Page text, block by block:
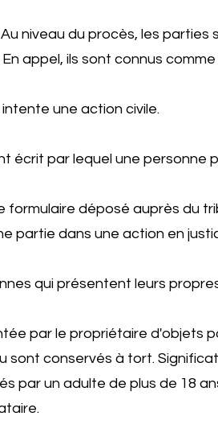
Au niveau du procès, les
appel, ils sont connus
une action civile.
écrit par lequel une personne
formulaire déposé auprès du
partie dans une action en
qui présentent leurs
par le propriétaire d'objets
sont conservés à tort.
par un adulte de plus de 18